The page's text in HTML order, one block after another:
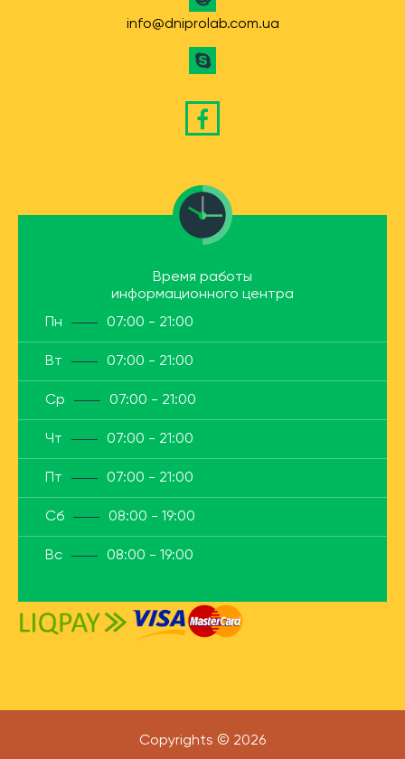
info@dniprolab.com.ua
Время работы
информационного центра
Пн
07:00 - 21:00
Вт 07:00 - 21:00
Ср 07:00 - 21:00
Чт 07:00 - 21:00
Пт 07:00 - 21:00
Сб 08:00 - 19:00
Вс 08:00 - 19:00
Copyrights © 2026